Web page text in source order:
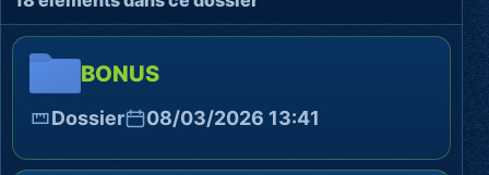
BONUS
Dossier 08/03/2026 13:41